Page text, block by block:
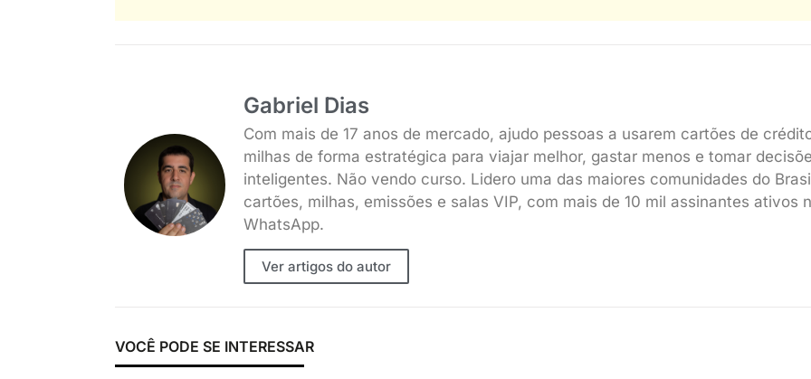
Gabriel Dias
Com mais de 17 anos de mercado, ajudo pessoas a usarem cartões de
milhas de forma estratégica para viajar melhor, gastar menos e tomar
inteligentes. Não vendo curso. Lidero uma das maiores comunidades do
cartões, milhas, emissões e salas VIP, com mais de 10 mil assinantes ativos
WhatsApp.
Ver artigos do autor
VOCÊ PODE SE INTERESSAR